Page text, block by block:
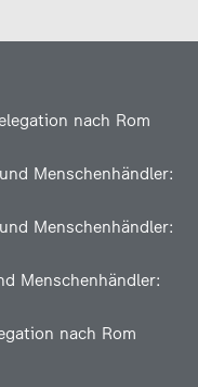
nach Rom
Menschenhändler:
Menschenhändler:
Menschenhändler:
nach Rom